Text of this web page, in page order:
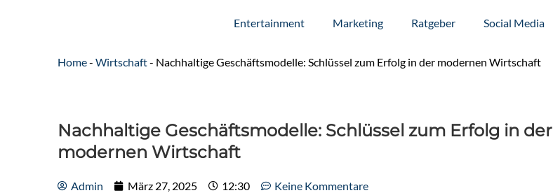
Entertainment Marketing Ratgeber Social Media
Home- Wirtschaft- Nachhaltige Geschäftsmodelle: Schlüssel zum Erfolg in der modernen Wirtschaft
Nachhaltige Geschäftsmodelle: Schlüssel zum Erfolg in der
modernen Wirtschaft
Admin März 27, 2025 12:30 Keine Kommentare